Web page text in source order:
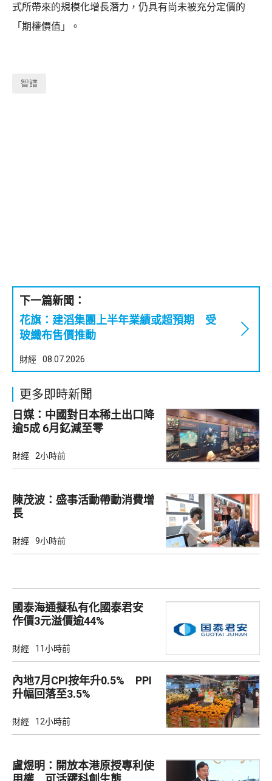
式所帶來的規模化增長潛力，仍具有尚未被充分定價的
「期權價值」。
智譜
下一篇新聞：
花旗：建滔集團上半年業績或超預期 受
玻纖布售價推動
財經 08.07.2026
更多即時新聞
日媒：中國對日本稀土出口降
逾5成 6月釔減至零
財經 2小時前
陳茂波：盛事活動帶動消費增
長
財經 9小時前
國泰海通擬私有化國泰君安
作價3元溢價逾44%
財經 11小時前
內地7月CPI按年升0.5% PPI
升幅回落至3.5%
財經 12小時前
盧煜明：開放本港原授專利使